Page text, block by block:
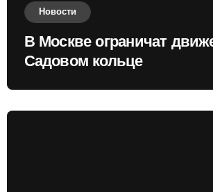
Новости
В Москве ограничат
Садовом кольце